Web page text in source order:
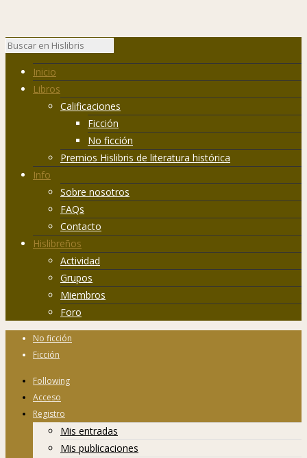
Inicio
Libros
Calificaciones
Ficción
No ficción
Premios Hislibris de literatura histórica
Info
Sobre nosotros
FAQs
Contacto
Hislibreños
Actividad
Grupos
Miembros
Foro
No ficción
Ficción
Following
Acceso
Registro
Mis entradas
Mis publicaciones